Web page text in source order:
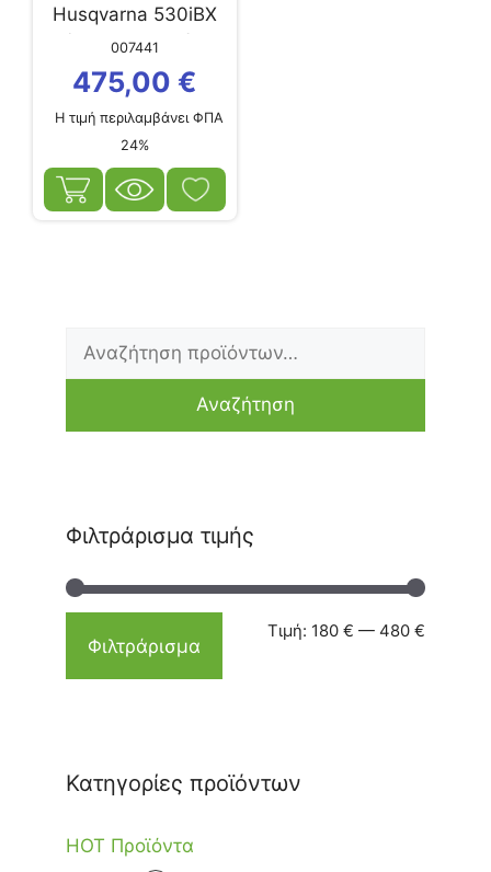
Husqvarna 530iBΧ
(άνευ Μπαταρίας
&...
007441
475,00 €
Η τιμή περιλαμβάνει ΦΠΑ
24%
Αναζήτηση
Φιλτράρισμα τιμής
Φιλτράρισμα
Τιμή: 180 € — 480 €
Κατηγορίες προϊόντων
HOT Προϊόντα